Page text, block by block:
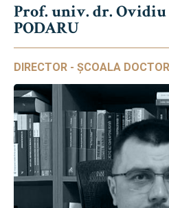
Prof. univ. dr.
PODARU
DIRECTOR - ȘCOALA